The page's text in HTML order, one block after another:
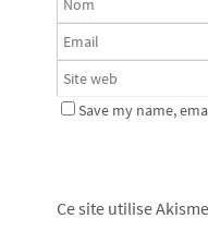
Save my name,
Alternative:
Ce site utilise